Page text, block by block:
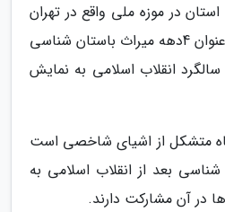
استان در موزه ملی واقع در تهران
و در قالب نمایشگاهی با عنوان 4دهه میراث باستان شناسی
انقلاب اسلامی به نمایش
متشکل از اشیای شاخصی است
بعد از انقلاب اسلامی به
در آن مشارکت دارند.